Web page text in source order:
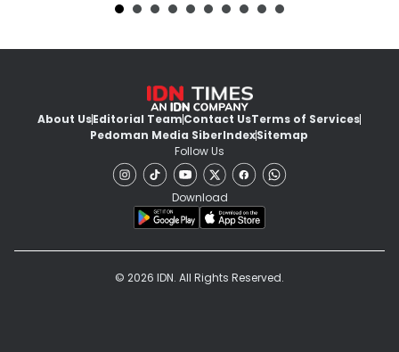
About UsEditorial TeamContact UsTerms of Services
Pedoman Media SiberIndexSitemap
Follow Us
Download
© 2026 IDN. All Rights Reserved.